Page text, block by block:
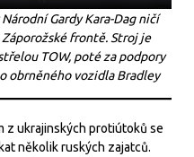
Gardy Kara-Dag ničí
Záporožské frontě. Stroj je
TOW, poté za podpory
obrněného vozidla Bradley
z ukrajinských protiútoků se
několik ruských zajatců.